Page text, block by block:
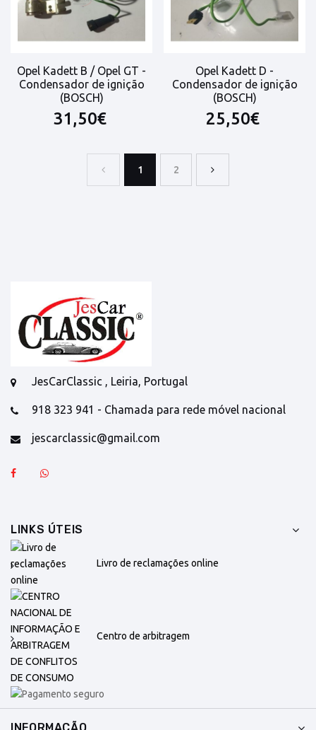
Opel Kadett B / Opel GT -
Condensador de ignição
(BOSCH)
31,50€
Opel Kadett D -
Condensador de ignição
(BOSCH)
25,50€
1 2
JesCarClassic , Leiria, Portugal
918 323 941 - Chamada para rede móvel nacional
jescarclassic@gmail.com
LINKS ÚTEIS
Livro de reclamações online
Centro de arbitragem
INFORMAÇÃO